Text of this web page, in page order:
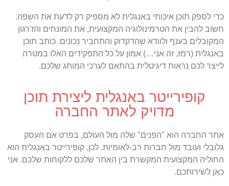
כדי לספק תוכן איכותי באנגלית לא מספיק רק לדעת את השפה.
חשוב להבין את הטרמינולוגיה המקצועית, את המונחים והז'רגון
המקובלים בענף ולוודא שהדקדוק והתחביר נכונים. כותב תוכן
באנגלית (רמז, זה אני…) אמון על כל התפקידים האלו במטרה
לייצר לכם נראות דיגיטלית בהתאם לערכי המותג שלכם.
קופירייטר באנגלית ליצירת תוכן
מדויק לאתר החברה
אתר החברה הוא "הפנים" שלה מול העולם, בפרט אם העסק
גלובלי ועובד מול חברות רב-לאומיות. לכן, קופירייטר באנגלית הוא
החוליה המקצועית המקשרת בין האתר שלכם ללקוחות שלכם. אני
כאן לשירותכם.